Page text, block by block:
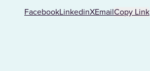
FacebookLinkedinXEmailCopy Link